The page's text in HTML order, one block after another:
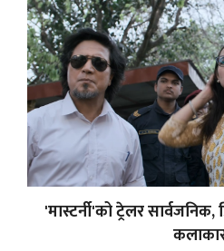
'मास्टर्नी'को ट्रेलर